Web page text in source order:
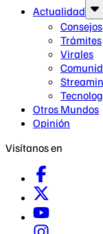
Actualidad
Consejos
Trámites
Virales
Otros Mundos
Opinión
Visítanos en